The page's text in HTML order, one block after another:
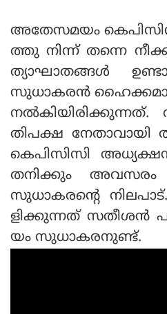
അതേസമയം
ത്തു നിന്ന് തന്നെ
ത്യാഘാതങ്ങള്‍
സുധാകരന്‍
നല്‍കിയിരിക്കുന്നത്.
തിപക്ഷ നേതാവായി
കെപിസിസി
തനിക്കും
സുധാകരന്റെ
ളിക്കുന്നത് സതീശന്‍
യം സുധാകരനുണ്ട്.